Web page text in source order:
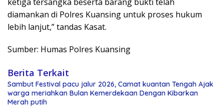
diamankan di Polres Kuansing untuk proses hukum
lebih lanjut,” tandas Kasat.
Sumber: Humas Polres Kuansing
Berita Terkait
Sambut Festival pacu jalur 2026, Camat kuantan Tengah Ajak
warga meriahkan Bulan Kemerdekaan Dengan Kibarkan
Merah putih